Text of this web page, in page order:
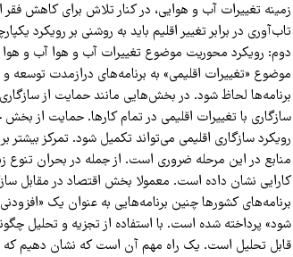
زمینه تغییرات آب و هوایی، در کنار تلاش برای کاهش
تاب‌آوری در برابر تغییر اقلیم باید به روشنی بر رویکرد
دوم: رویکرد محوریت موضوع تغییرات آب و هوا آب و
موضوع «تغییرات اقلیمی» به برنامه‌های درازمدت توسعه
برنامه‌ها لحاظ شود. در بخش‌هایی مانند حمایت از
سازگاری با تغییرات اقلیمی در تمام کارها. حمایت از
رویکرد سازگاری اقلیمی می‌تواند تکمیل شود. تمرکز
منابع در این مرحله ضروری است. از جمله در بحران تنوع
کارایی نشان داده است. معمولا بخش اقتصاد در مقابل
برنامه‌های کشورها چنین برنامه‌هایی به عنوان یک
شود» پرداخته شده است. با استفاده از تجزیه و تحلیل
قابل تحلیل است. یک راه مهم آن است که نشان دهیم